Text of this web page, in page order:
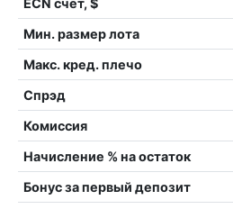
ECN счет, $
Мин. размер лота
Макс. кред. плечо
Спрэд
Комиссия
Начисление % на остаток
Бонус за первый депозит